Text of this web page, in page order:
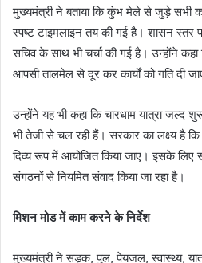
मुख्यमंत्री ने बताया कि कुंभ मेले से जुड़े सभी
स्पष्ट टाइमलाइन तय की गई है। शासन स्तर
सचिव के साथ भी चर्चा की गई है। उन्होंने कहा
आपसी तालमेल से दूर कर कार्यों को गति दी
उन्होंने यह भी कहा कि चारधाम यात्रा जल्द
भी तेजी से चल रही हैं। सरकार का लक्ष्य है
दिव्य रूप में आयोजित किया जाए। इसके लिए
संगठनों से नियमित संवाद किया जा रहा है।
मिशन मोड में काम करने के निर्देश
मुख्यमंत्री ने सड़क, पुल, पेयजल, स्वास्थ्य,